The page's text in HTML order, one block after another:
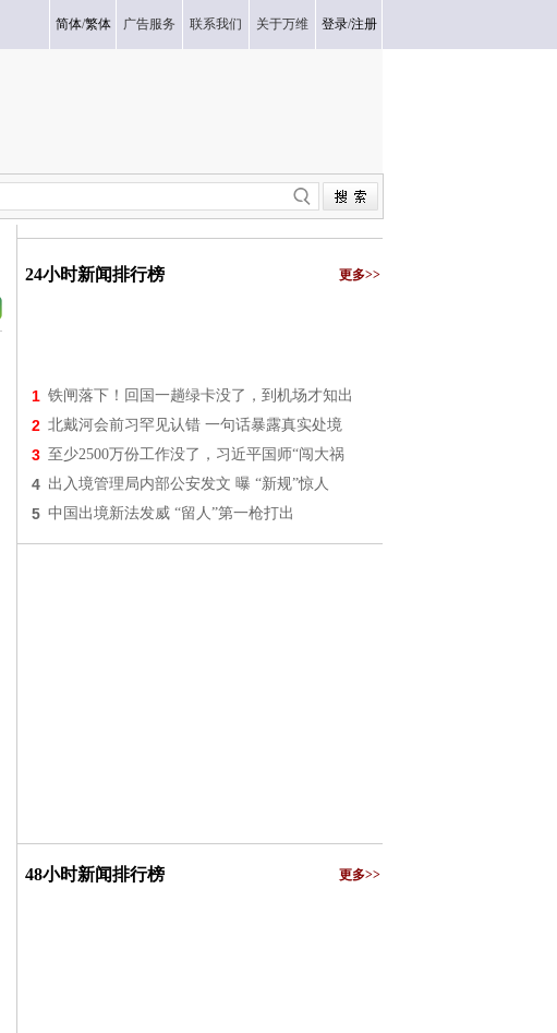
简体/繁体 广告服务 联系我们 关于万维 登录/注册
24小时新闻排行榜 更多>>
1 铁闸落下！回国一趟绿卡没了，到机场才知出
2 北戴河会前习罕见认错 一句话暴露真实处境
3 至少2500万份工作没了，习近平国师“闯大祸
4 出入境管理局内部公安发文 曝 “新规”惊人
5 中国出境新法发威 “留人”第一枪打出
48小时新闻排行榜 更多>>